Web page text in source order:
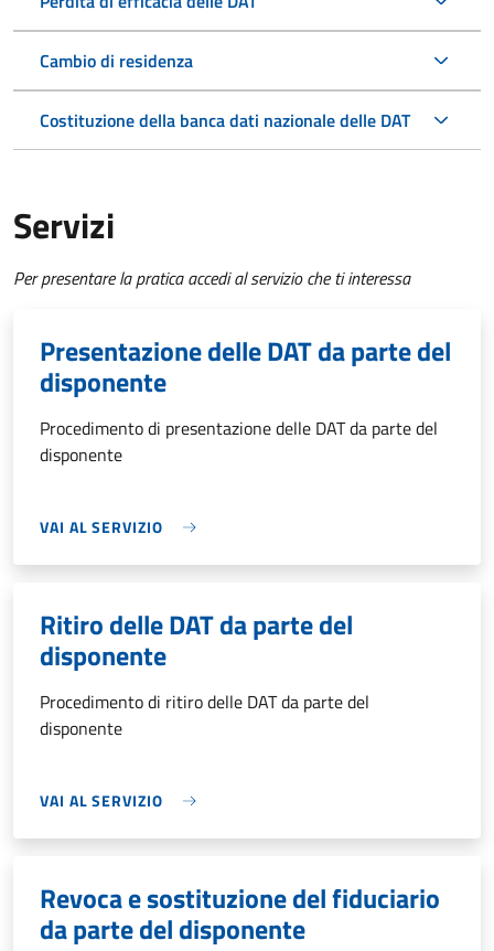
Cambio di residenza
Costituzione della banca dati nazionale delle DAT
Servizi
Per presentare la pratica accedi al servizio che ti interessa
Presentazione delle DAT da parte del
disponente
Procedimento di presentazione delle DAT da parte del
disponente
VAI AL SERVIZIO
Ritiro delle DAT da parte del
disponente
Procedimento di ritiro delle DAT da parte del
disponente
VAI AL SERVIZIO
Revoca e sostituzione del fiduciario
da parte del disponente